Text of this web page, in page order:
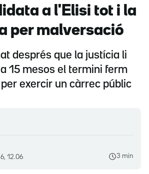
a l'Elisi tot i la
per malversació
després que la justícia li
15 mesos el termini ferm
exercir un càrrec públic
12.06 3 min